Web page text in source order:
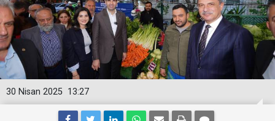
13:27
30 Nisan 2025